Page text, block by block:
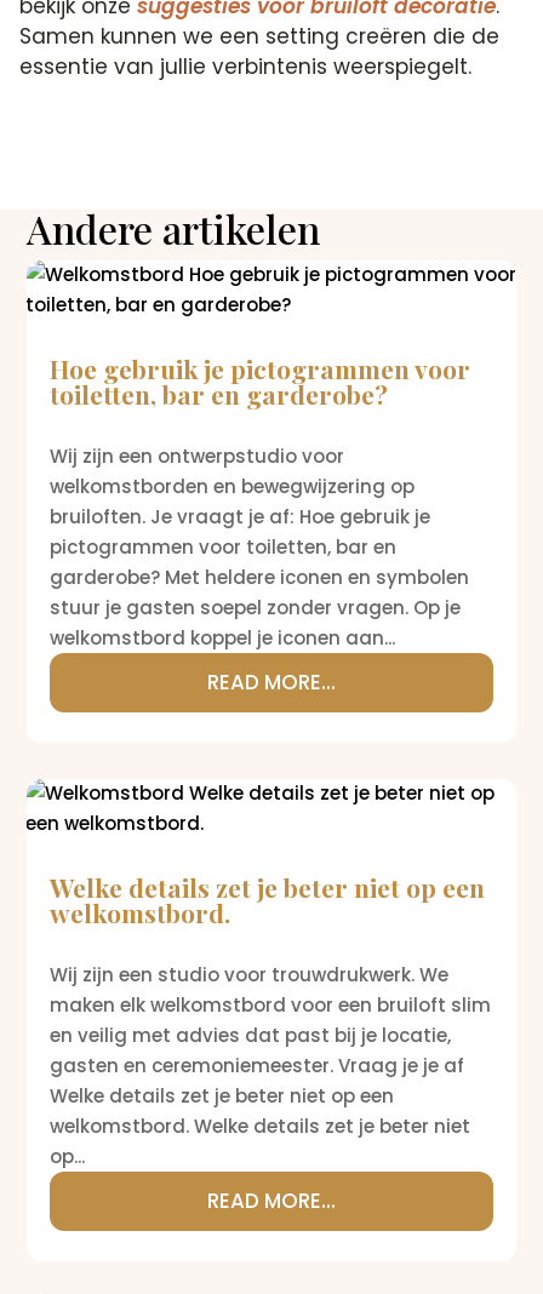
bekijk onzesuggesties voor bruiloft decoratie.
Samen kunnen we een setting creëren die de
essentie van jullie verbintenis weerspiegelt.
Andere artikelen
Hoe gebruik je pictogrammen voor
toiletten, bar en garderobe?
Wij zijn een ontwerpstudio voor
welkomstborden en bewegwijzering op
bruiloften. Je vraagt je af: Hoe gebruik je
pictogrammen voor toiletten, bar en
garderobe? Met heldere iconen en symbolen
stuur je gasten soepel zonder vragen. Op je
welkomstbord koppel je iconen aan...
READ MORE...
Welke details zet je beter niet op een
welkomstbord.
Wij zijn een studio voor trouwdrukwerk. We
maken elk welkomstbord voor een bruiloft slim
en veilig met advies dat past bij je locatie,
gasten en ceremoniemeester. Vraag je je af
Welke details zet je beter niet op een
welkomstbord. Welke details zet je beter niet
op...
READ MORE...